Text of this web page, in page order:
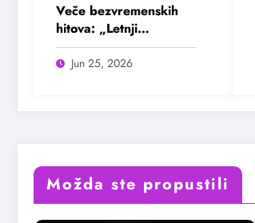
Veče bezvremenskih
hitova: „Letnji
evergrin“ u Domu
omladine Beograda
Jun 25, 2026
Možda ste propustili